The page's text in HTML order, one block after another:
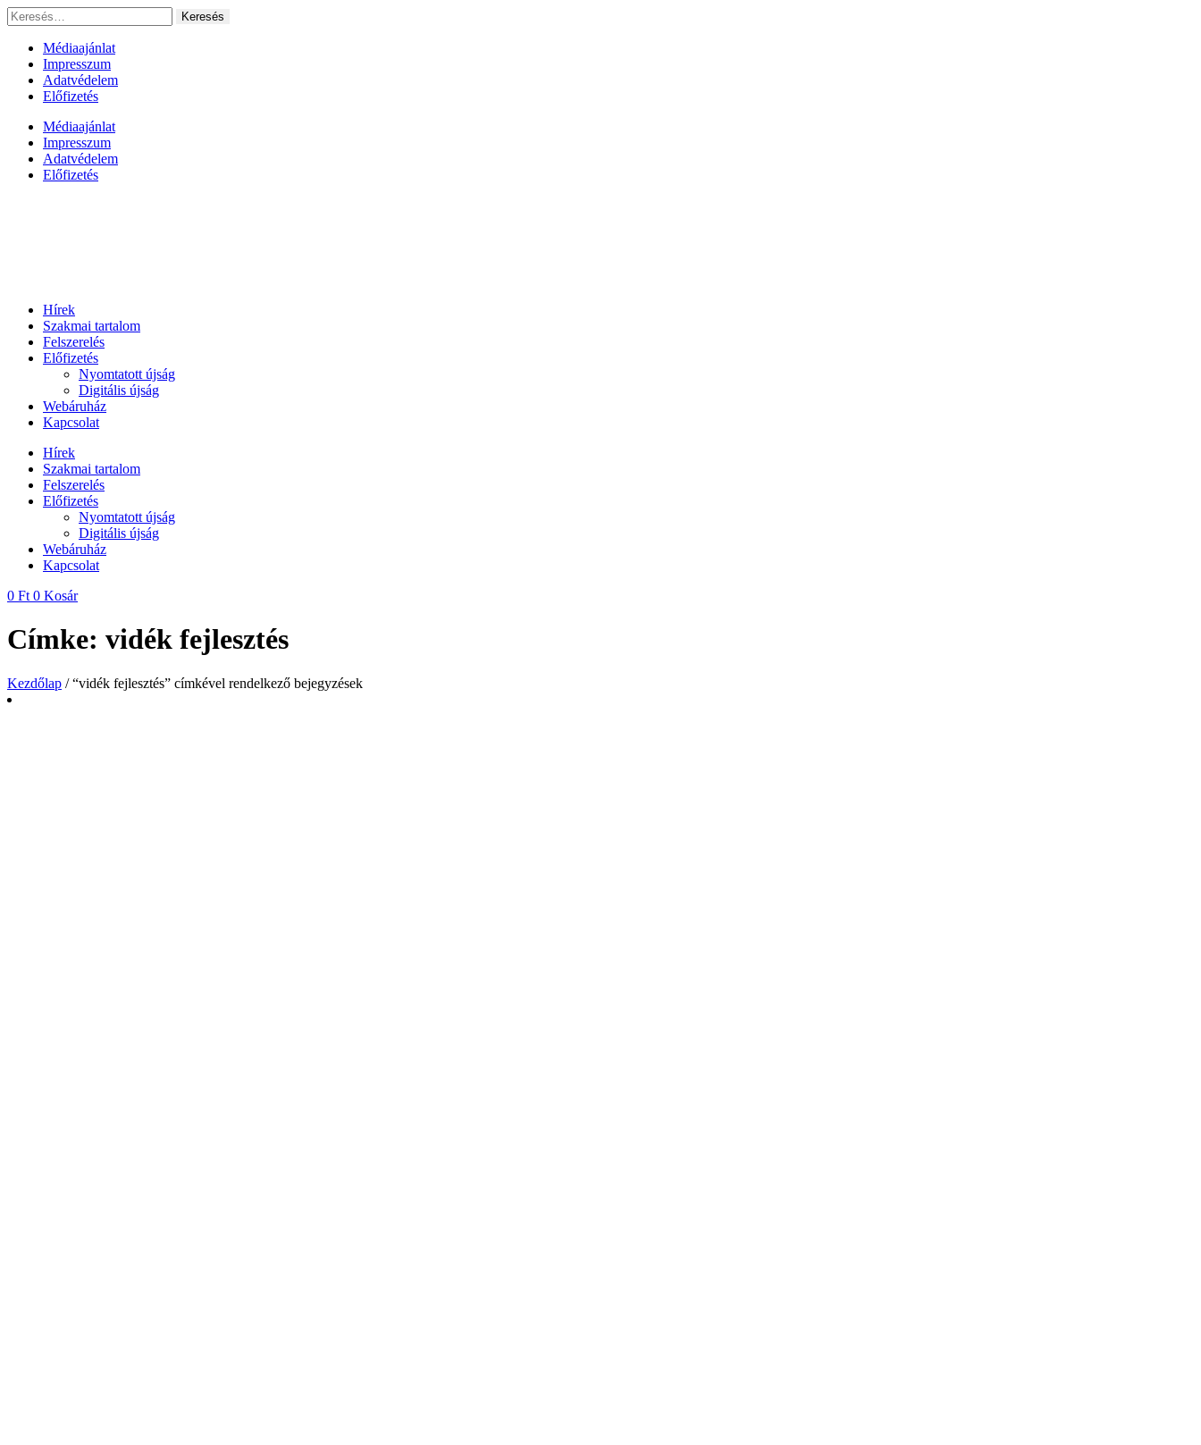
Ugrás
a
tartalomhoz
Keresés:
Médiaajánlat
Impresszum
Adatvédelem
Előfizetés
Médiaajánlat
Impresszum
Adatvédelem
Előfizetés
Hírek
Szakmai tartalom
Felszerelés
Előfizetés
Nyomtatott újság
Digitális újság
Webáruház
Kapcsolat
Hírek
Szakmai tartalom
Felszerelés
Előfizetés
Nyomtatott újság
Digitális újság
Webáruház
Kapcsolat
0 Ft 0 Kosár
Címke: vidék fejlesztés
Kezdőlap / “vidék fejlesztés” címkével rendelkező bejegyzések